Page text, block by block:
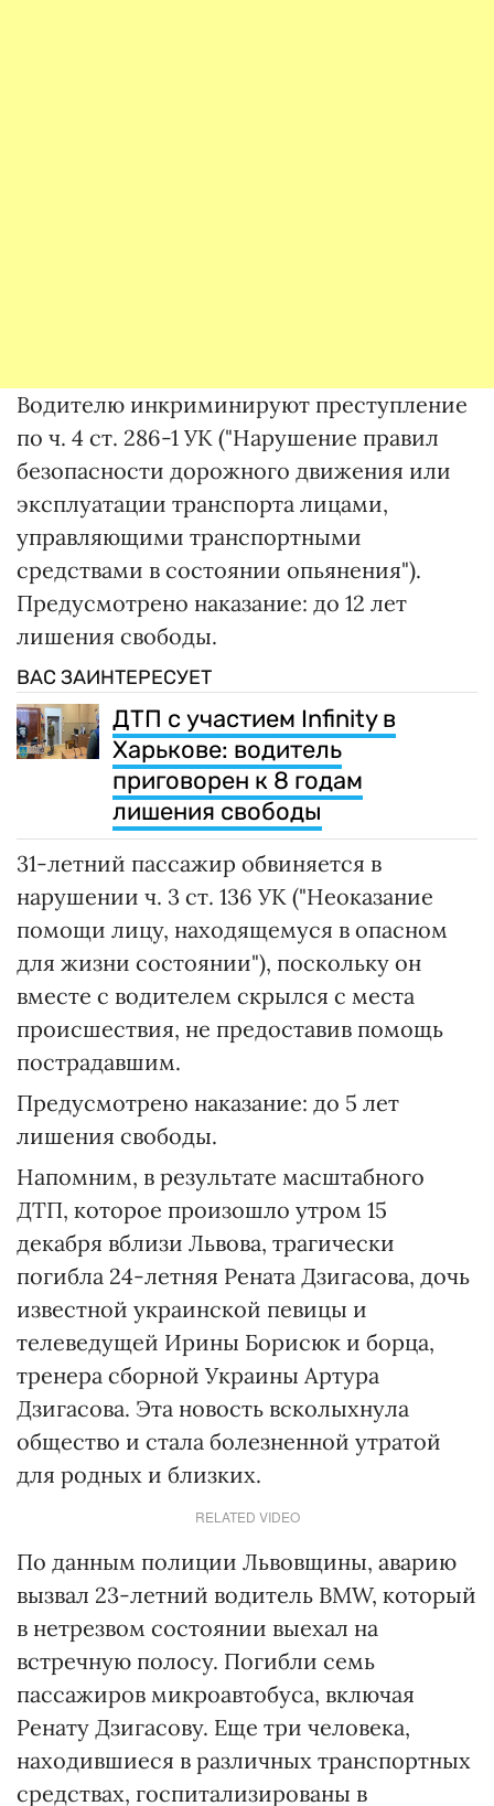
Водителю инкриминируют преступление
по ч. 4 ст. 286-1 УК ("Нарушение правил
безопасности дорожного движения или
эксплуатации транспорта лицами,
управляющими транспортными
средствами в состоянии опьянения").
Предусмотрено наказание: до 12 лет
лишения свободы.
ВАС ЗАИНТЕРЕСУЕТ
ДТП с участием Infinity в
Харькове: водитель
приговорен к 8 годам
лишения свободы
31-летний пассажир обвиняется в
нарушении ч. 3 ст. 136 УК ("Неоказание
помощи лицу, находящемуся в опасном
для жизни состоянии"), поскольку он
вместе с водителем скрылся с места
происшествия, не предоставив помощь
пострадавшим.
Предусмотрено наказание: до 5 лет
лишения свободы.
Напомним, в результате масштабного
ДТП, которое произошло утром 15
декабря вблизи Львова, трагически
погибла 24-летняя Рената Дзигасова, дочь
известной украинской певицы и
телеведущей Ирины Борисюк и борца,
тренера сборной Украины Артура
Дзигасова. Эта новость всколыхнула
общество и стала болезненной утратой
для родных и близких.
RELATED VIDEO
По данным полиции Львовщины, аварию
вызвал 23-летний водитель BMW, который
в нетрезвом состоянии выехал на
встречную полосу. Погибли семь
пассажиров микроавтобуса, включая
Ренату Дзигасову. Еще три человека,
находившиеся в различных транспортных
средствах, госпитализированы в